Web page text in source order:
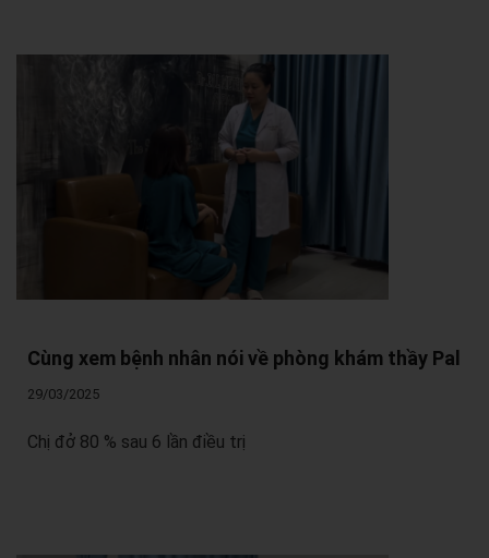
Cùng xem bệnh nhân nói về phòng khám thầy Pal
29/03/2025
Chị đở 80 % sau 6 lần điều trị